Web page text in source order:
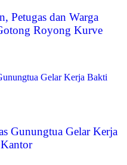
Petugas dan Warga
Royong Kurve
Gunungtua Gelar Kerja